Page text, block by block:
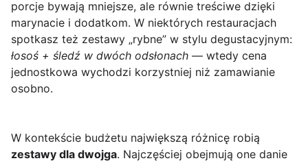
porcje bywają mniejsze, ale równie treściwe dzięki
marynacie i dodatkom. W niektórych restauracjach
spotkasz też zestawy „rybne” w stylu degustacyjnym:
łosoś + śledź w dwóch odsłonach — wtedy cena
jednostkowa wychodzi korzystniej niż zamawianie
osobno.
W kontekście budżetu największą różnicę robią
zestawy dla dwojga. Najczęściej obejmują one danie